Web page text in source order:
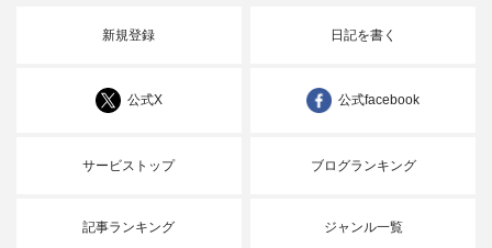
新規登録 日記を書く
公式X 公式facebook
サービストップ ブログランキング
記事ランキング ジャンル一覧